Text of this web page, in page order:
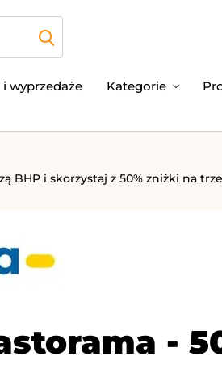
wyprzedaże Kategorie
BHP i skorzystaj z 50% zniżki na
-